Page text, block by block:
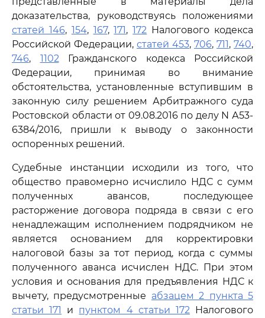
доказательства, руководствуясь положениями
статей 146, 154, 167,171,172 Налогового кодекса
Российской Федерации, статей 453, 706, 711, 740,
746, 1102Гражданского кодекса Российской
Федерации, принимая во внимание
обстоятельства, установленные вступившим в
законную силу решением Арбитражного суда
Ростовской области от 09.08.2016 по делу N А53-
6384/2016, пришли к выводу о законности
оспоренных решений.
Судебные инстанции исходили из того, что
общество правомерно исчислило НДС с сумм
полученных авансов, последующее
расторжение договора подряда в связи с его
ненадлежащим исполнением подрядчиком не
является основанием для корректировки
налоговой базы за тот период, когда с суммы
полученного аванса исчислен НДС. При этом
условия и основания для предъявления НДС к
вычету, предусмотренные абзацем 2 пункта 5
статьи 171
и пунктом 4 статьи 172Налогового